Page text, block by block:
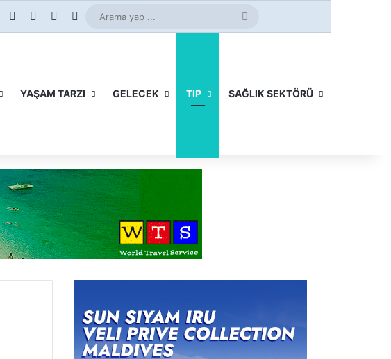
Facebook LinkedInYouTubeInstagram
YAŞAM TARZI GELECEK TIP SAĞLIK SEKTÖRÜ